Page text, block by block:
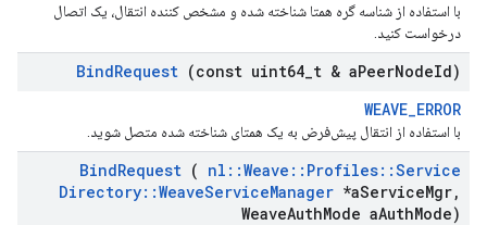
با استفاده از شناسه گره همتا شناخته شده و مشخص کننده انتقال، یک اتصال
درخواست کنید.
BindRequest (const uint64 t & aPeerNodeId)
WEAVE_ERROR
با استفاده از انتقال پیش‌فرض به یک همتای شناخته شده متصل شوید.
BindRequest ( nl ::Weave :: Profiles::Service
Directory::WeaveServiceManager *aServiceMgr,
WeaveAuthMode aAuthMode)